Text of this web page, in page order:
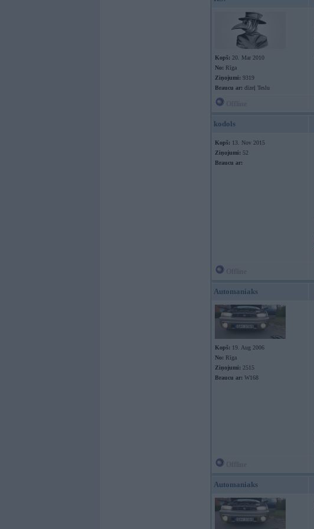
Kopš: 20. Mar 2010
No: Rīga
Ziņojumi: 9319
Braucu ar: dīzeļ Teslu
kodols
Kopš: 13. Nov 2015
Ziņojumi: 52
Braucu ar:
Automaniaks
Kopš: 19. Aug 2006
No: Rīga
Ziņojumi: 2515
Braucu ar: W168
Automaniaks